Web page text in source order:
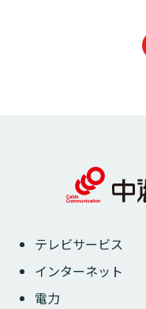
テレビサービス
インターネット
電力